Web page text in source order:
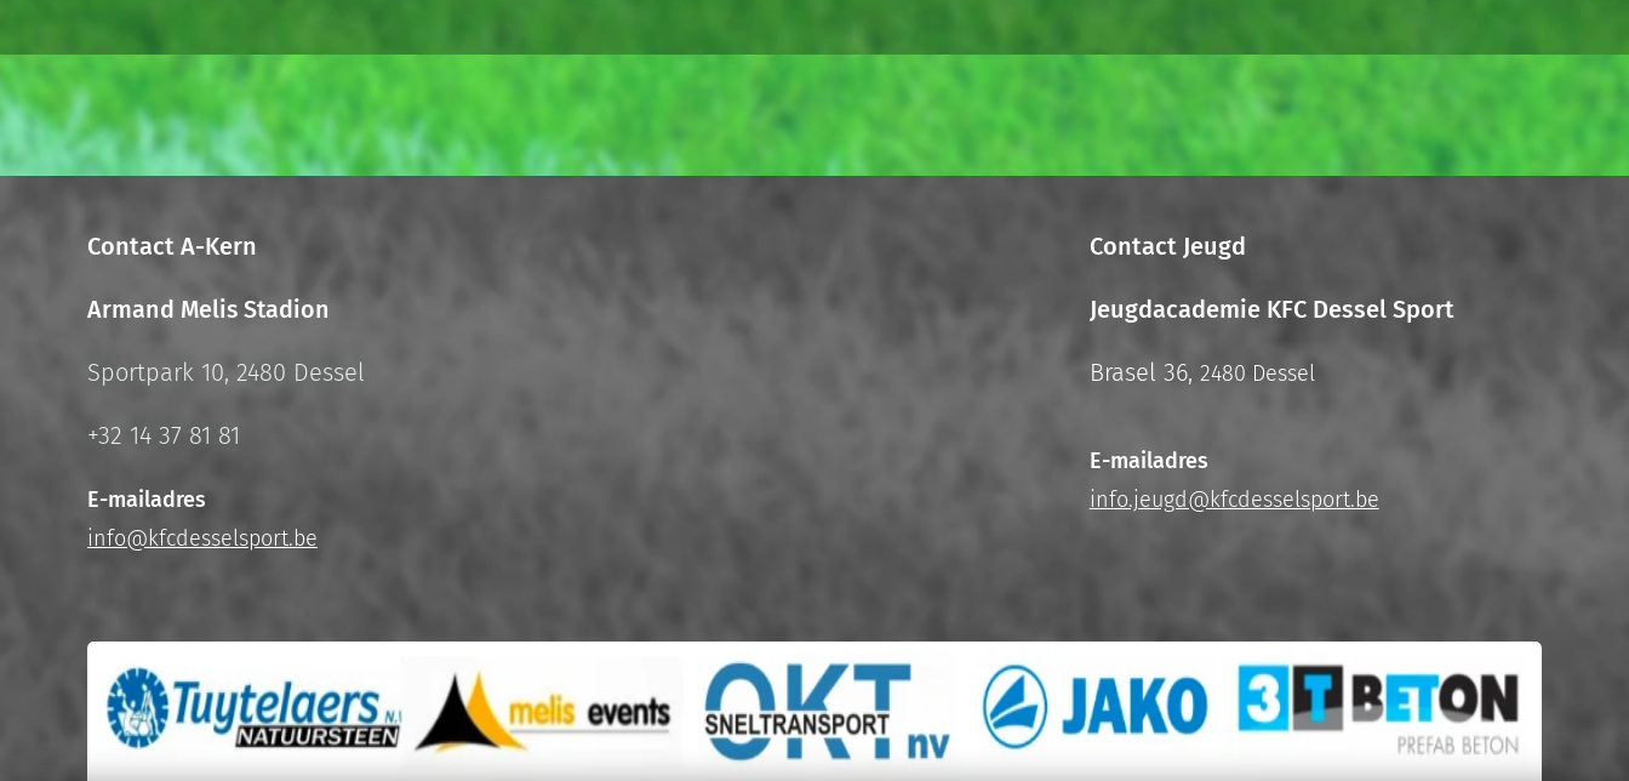
Contact A-Kern
Armand Melis Stadion
Sportpark 10, 2480 Dessel
+32 14 37 81 81
E-mailadres
info@kfcdesselsport.be
Contact Jeugd
Jeugdacademie KFC Dessel Sport
Brasel 36, 2480 Dessel
E-mailadres
info.jeugd@kfcdesselsport.be